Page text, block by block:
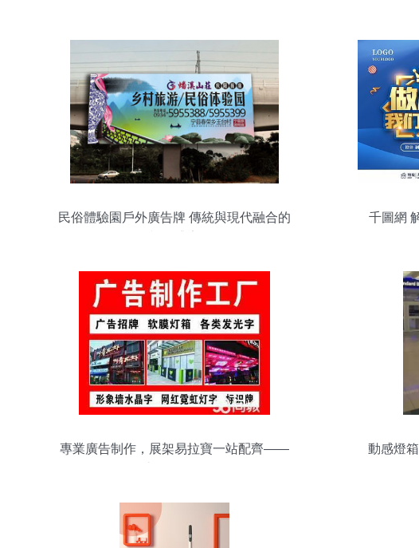
民俗體驗園戶外廣告牌 傳統與現代融合的
千圖網
專業廣告制作，展架易拉寶一站配齊——
動感燈